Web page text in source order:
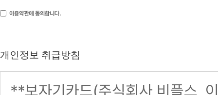
이용약관에 동의합니다.
개인정보 취급방침